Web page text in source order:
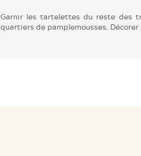
Garnir les ­tartelettes du reste des
quartiers de ­pamplemousses.